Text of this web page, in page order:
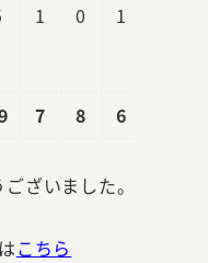
1 0 1
7 8 6
ざいました。
こちら